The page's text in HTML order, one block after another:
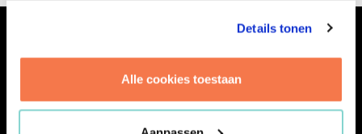
Details tonen
Alle cookies toestaan